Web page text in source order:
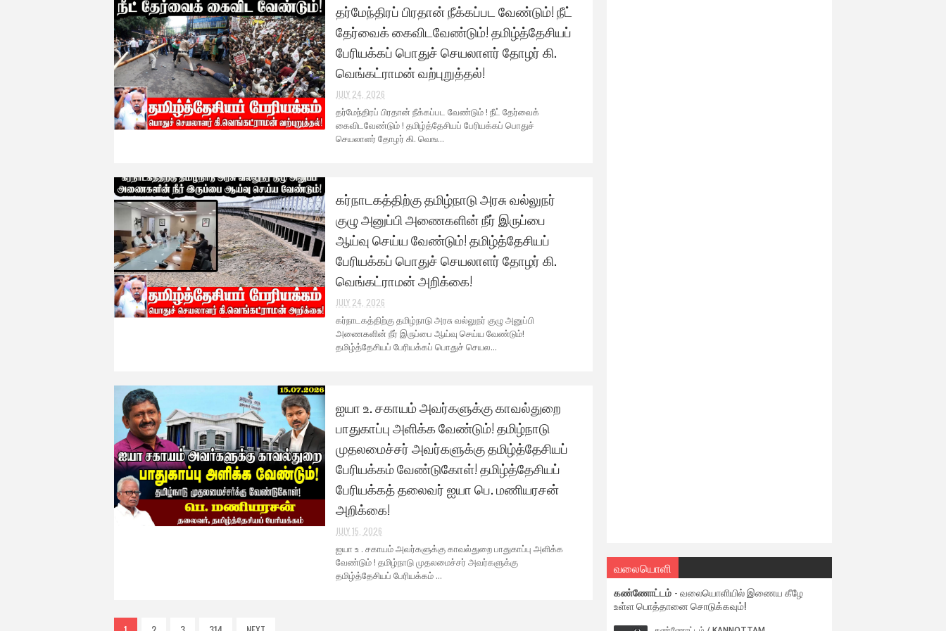
தர்மேந்திரப் பிரதான் நீக்கப்பட வேண்டும்! நீட்
தேர்வைக் கைவிடவேண்டும்! தமிழ்த்தேசியப்
பேரியக்கப் பொதுச் செயலாளர் தோழர் கி.
வெங்கட்ராமன் வற்புறுத்தல்!
JULY 24, 2026
தர்மேந்திரப் பிரதான் நீக்கப்பட வேண்டும் ! நீட் தேர்வைக்
கைவிடவேண்டும் ! தமிழ்த்தேசியப் பேரியக்கப் பொதுச்
செயலாளர் தோழர் கி. வெங...
கர்நாடகத்திற்கு தமிழ்நாடு அரசு வல்லுநர்
குழு அனுப்பி அணைகளின் நீர் இருப்பை
ஆய்வு செய்ய வேண்டும்! தமிழ்த்தேசியப்
பேரியக்கப் பொதுச் செயலாளர் தோழர் கி.
வெங்கட்ராமன் அறிக்கை!
JULY 24, 2026
கர்நாடகத்திற்கு தமிழ்நாடு அரசு வல்லுநர் குழு அனுப்பி
அணைகளின் நீர் இருப்பை ஆய்வு செய்ய வேண்டும்!
தமிழ்த்தேசியப் பேரியக்கப் பொதுச் செயல...
ஐயா உ. சகாயம் அவர்களுக்கு காவல்துறை
பாதுகாப்பு அளிக்க வேண்டும்! தமிழ்நாடு
முதலமைச்சர் அவர்களுக்கு தமிழ்த்தேசியப்
பேரியக்கம் வேண்டுகோள்! தமிழ்த்தேசியப்
பேரியக்கத் தலைவர் ஐயா பெ. மணியரசன்
அறிக்கை!
JULY 15, 2026
ஐயா உ . சகாயம் அவர்களுக்கு காவல்துறை பாதுகாப்பு அளிக்க
வேண்டும் ! தமிழ்நாடு முதலமைச்சர் அவர்களுக்கு
தமிழ்த்தேசியப் பேரியக்கம் ...
வலையொளி
கண்ணோட்டம் - வலையொளியில் இணைய கீழே
உள்ள பொத்தானை சொடுக்கவும்!